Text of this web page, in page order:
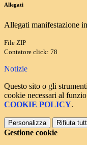
Allegati
Allegati manifestazione
File ZIP
Contatore click: 78
Notizie
Questo sito o gli
cookie necessari al
COOKIE POLICY.
Personalizza Rifiuta
Gestione cookie